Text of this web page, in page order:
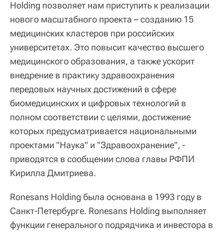
Holding позволяет нам приступить к реализации
нового масштабного проекта – созданию 15
медицинских кластеров при российских
университетах. Это повысит качество высшего
медицинского образования, а также ускорит
внедрение в практику здравоохранения
передовых научных достижений в сфере
биомедицинских и цифровых технологий в
полном соответствии с целями, достижение
которых предусматривается национальными
проектами "Наука" и "Здравоохранение", -
приводятся в сообщении слова главы РФПИ
Кирилла Дмитриева.
Ronesans Holding была основана в 1993 году в
Санкт-Петербурге. Ronesans Holding выполняет
функции генерального подрядчика и инвестора в